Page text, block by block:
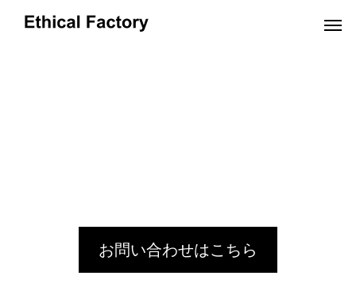
革小物OEMの小ロット生産でオリジナル製
ショルダーバッグ
お問い合わせはこちら